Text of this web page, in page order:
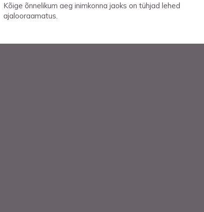
Kõige õnnelikum aeg inimkonna jaoks on tühjad lehed
ajalooraamatus.